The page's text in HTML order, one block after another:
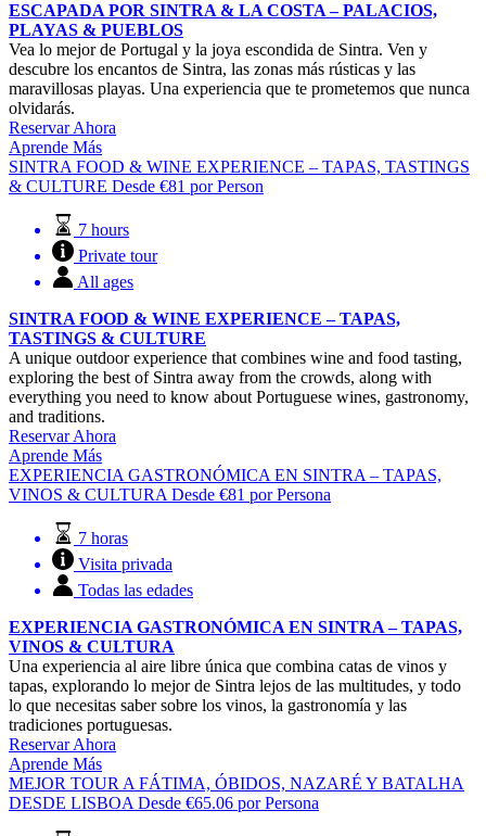
ESCAPADA POR SINTRA & LA COSTA – PALACIOS,
PLAYAS & PUEBLOS
Vea lo mejor de Portugal y la joya escondida de Sintra. Ven y
descubre los encantos de Sintra, las zonas más rústicas y las
maravillosas playas. Una experiencia que te prometemos que nunca
olvidarás.
Reservar Ahora
Aprende Más
SINTRA FOOD & WINE EXPERIENCE – TAPAS, TASTINGS
& CULTURE Desde €81 por Person
7 hours
Private tour
All ages
SINTRA FOOD & WINE EXPERIENCE – TAPAS,
TASTINGS & CULTURE
A unique outdoor experience that combines wine and food tasting,
exploring the best of Sintra away from the crowds, along with
everything you need to know about Portuguese wines, gastronomy,
and traditions.
Reservar Ahora
Aprende Más
EXPERIENCIA GASTRONÓMICA EN SINTRA – TAPAS,
VINOS & CULTURA Desde €81 por Persona
7 horas
Visita privada
Todas las edades
EXPERIENCIA GASTRONÓMICA EN SINTRA – TAPAS,
VINOS & CULTURA
Una experiencia al aire libre única que combina catas de vinos y
tapas, explorando lo mejor de Sintra lejos de las multitudes, y todo
lo que necesitas saber sobre los vinos, la gastronomía y las
tradiciones portuguesas.
Reservar Ahora
Aprende Más
MEJOR TOUR A FÁTIMA, ÓBIDOS, NAZARÉ Y BATALHA
DESDE LISBOA Desde €65.06 por Persona